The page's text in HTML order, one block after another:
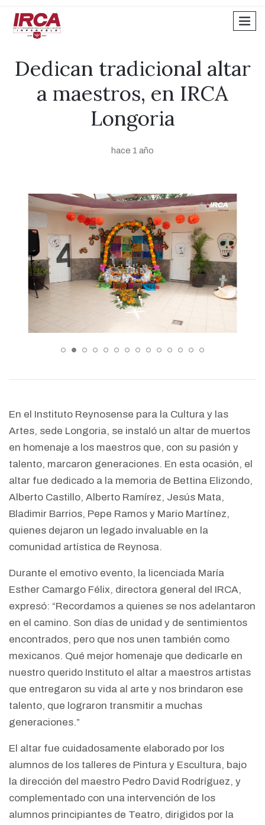
Dedican tradicional altar
a maestros, en IRCA
Longoria
hace 1 año
En el Instituto Reynosense para la Cultura y las
Artes, sede Longoria, se instaló un altar de muertos
en homenaje a los maestros que, con su pasión y
talento, marcaron generaciones. En esta ocasión, el
altar fue dedicado a la memoria de Bettina Elizondo,
Alberto Castillo, Alberto Ramírez, Jesús Mata,
Bladimir Barrios, Pepe Ramos y Mario Martínez,
quienes dejaron un legado invaluable en la
comunidad artística de Reynosa.
Durante el emotivo evento, la licenciada María
Esther Camargo Félix, directora general del IRCA,
expresó: “Recordamos a quienes se nos adelantaron
en el camino. Son días de unidad y de sentimientos
encontrados, pero que nos unen también como
mexicanos. Qué mejor homenaje que dedicarle en
nuestro querido Instituto el altar a maestros artistas
que entregaron su vida al arte y nos brindaron ese
talento, que lograron transmitir a muchas
generaciones.”
El altar fue cuidadosamente elaborado por los
alumnos de los talleres de Pintura y Escultura, bajo
la dirección del maestro Pedro David Rodríguez, y
complementado con una intervención de los
alumnos principiantes de Teatro, dirigidos por la